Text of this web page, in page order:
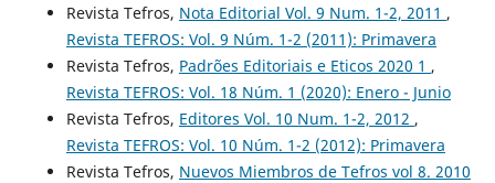
Revista Tefros, Nota Editorial Vol. 9 Num. 1-2, 2011 ,
Revista TEFROS: Vol. 9 Núm. 1-2 (2011): Primavera
Revista Tefros, Padrões Editoriais e Eticos 2020 1 ,
Revista TEFROS: Vol. 18 Núm. 1 (2020): Enero - Junio
Revista Tefros, Editores Vol. 10 Num. 1-2, 2012 ,
Revista TEFROS: Vol. 10 Núm. 1-2 (2012): Primavera
Revista Tefros, Nuevos Miembros de Tefros vol 8. 2010